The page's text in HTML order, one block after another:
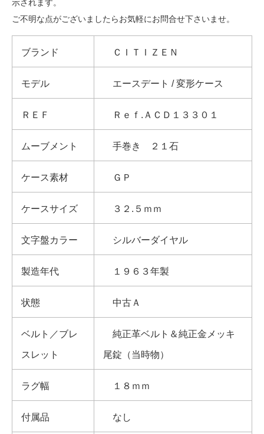
示されます。
ご不明な点がございましたらお気軽にお問合せ下さいませ。
ブランド ＣＩＴＩＺＥＮ
モデル エースデート / 変形ケース
ＲＥＦ Ｒｅｆ.ＡＣＤ１３３０１
ムーブメント 手巻き ２１石
ケース素材 ＧＰ
ケースサイズ ３２.５ｍｍ
文字盤カラー シルバーダイヤル
製造年代 １９６３年製
状態 中古Ａ
ベルト／ブレ
スレット
純正革ベルト＆純正金メッキ
尾錠（当時物）
ラグ幅 １８ｍｍ
付属品 なし